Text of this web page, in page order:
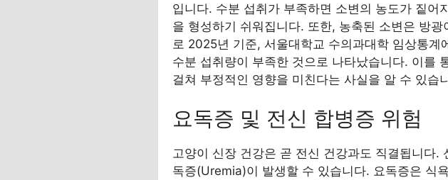
입니다. 수분 섭취가 부족하면 소변의 농도가 짙
을 형성하기 쉬워집니다. 또한, 농축된 소변은 방
로 2025년 기준, 서울대학교 수의과대학 임상통
수분 섭취량이 부족한 것으로 나타났습니다. 이를
걸쳐 부정적인 영향을 미친다는 사실을 알 수 있습
요독증 및 전신 합병증 위험
고양이 신장 건강은 곧 전신 건강과도 직결됩니다
독증(Uremia)이 발생할 수 있습니다. 요독증은 식